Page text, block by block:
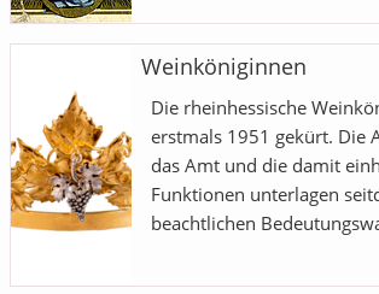
Weinköniginnen
Die rheinhessische
erstmals 1951 gekürt. Die
das Amt und die damit
Funktionen unterlagen
beachtlichen